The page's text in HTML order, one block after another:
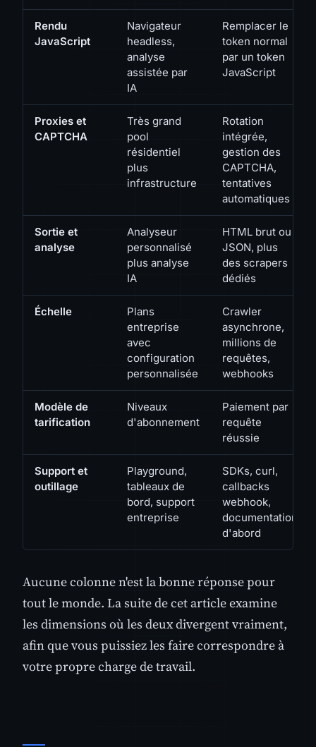
Rendu
JavaScript
Navigateur
headless,
analyse
assistée par
IA
Remplacer le
token normal
par un token
JavaScript
Proxies et
CAPTCHA
Très grand
pool
résidentiel
plus
infrastructure
Rotation
intégrée,
gestion des
CAPTCHA,
tentatives
automatiques
Sortie et
analyse
Analyseur
personnalisé
plus analyse
IA
HTML brut ou
JSON, plus
des scrapers
dédiés
Échelle
Plans
entreprise
avec
configuration
personnalisée
Crawler
asynchrone,
millions de
requêtes,
webhooks
Modèle de
tarification
Niveaux
d'abonnement
Paiement par
requête
réussie
Support et
outillage
Playground,
tableaux de
bord, support
entreprise
SDKs, curl,
callbacks
webhook,
documentation
d'abord
Aucune colonne n'est la bonne réponse pour
tout le monde. La suite de cet article examine
les dimensions où les deux divergent vraiment,
afin que vous puissiez les faire correspondre à
votre propre charge de travail.